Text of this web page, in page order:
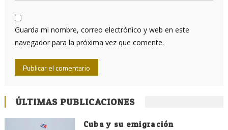
Guarda mi nombre, correo electrónico y web en este
navegador para la próxima vez que comente.
ÚLTIMAS PUBLICACIONES
Cuba y su emigración